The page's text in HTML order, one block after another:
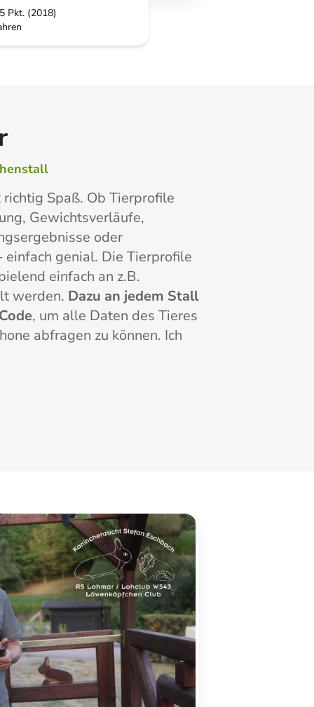
Pkt. (2018)
Spaß. Ob Tierprofile
Gewichtsverläufe,
oder
genial. Die Tierprofile
einfach an z.B.
werden. Dazu an jedem Stall
, um alle Daten des Tieres
abfragen zu können. Ich